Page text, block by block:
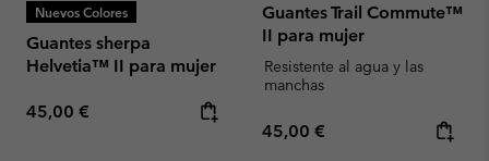
Nuevos Colores
Guantes sherpa
Helvetia™ II para mujer
Regular price:
45,00 €
Guantes Trail Commute™
II para mujer
Resistente al agua y las
manchas
Regular price:
45,00 €